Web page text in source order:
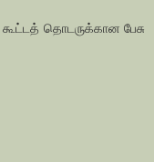
தொடருக்கான பேசு